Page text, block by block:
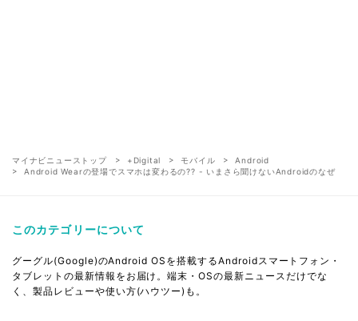
マイナビニューストップ +Digital モバイル
Android
Android Wearの登場でスマホは変わるの?? - いまさら聞けないAndroidのなぜ
このカテゴリーについて
グーグル(Google)のAndroid OSを搭載するAndroidスマートフォン・
タブレットの最新情報をお届け。端末・OSの最新ニュースだけでな
く、製品レビューや使い方(ハウツー)も。